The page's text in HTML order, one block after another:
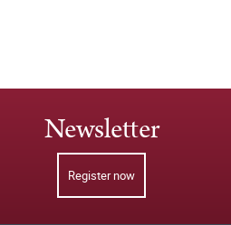
Newsletter
Register now